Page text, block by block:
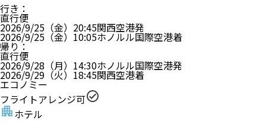
行き ：
直行便
2026/9/25（金） 20:45関西空港発
2026/9/25（金） 10:05ホノルル国際空港着
帰り ：
直行便
2026/9/28（月） 14:30ホノルル国際空港発
2026/9/29（火） 18:45関西空港着
エコノミー
フライトアレンジ可
ホテル